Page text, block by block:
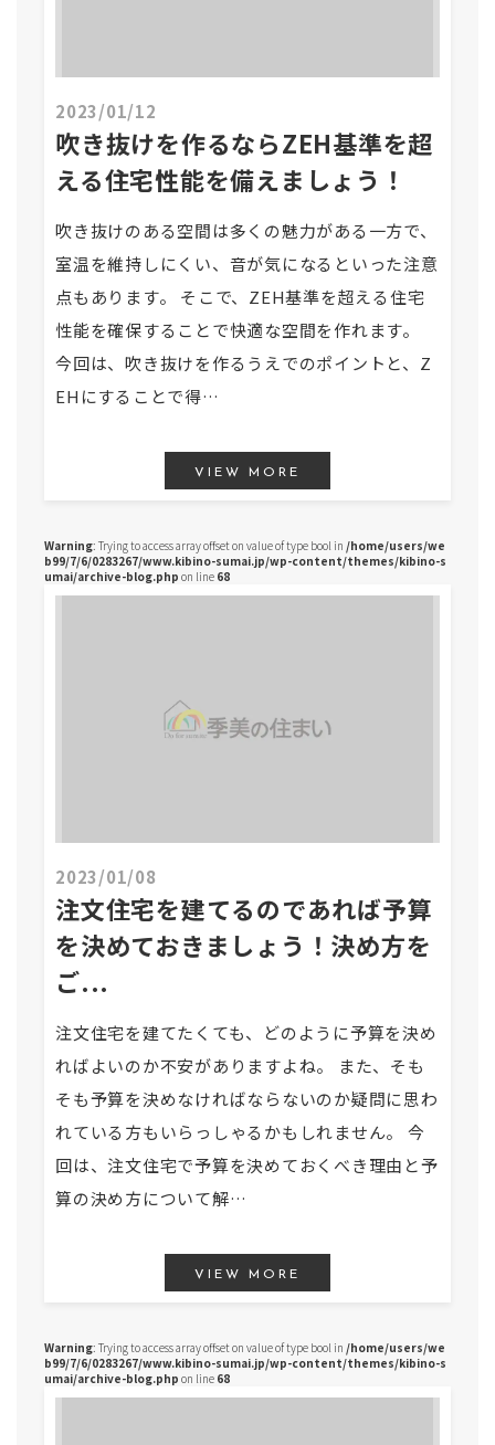
2023/01/12
吹き抜けを作るならZEH基準を超
える住宅性能を備えましょう！
吹き抜けのある空間は多くの魅力がある一方で、
室温を維持しにくい、音が気になるといった注意
点もあります。 そこで、ZEH基準を超える住宅
性能を確保することで快適な空間を作れます。
今回は、吹き抜けを作るうえでのポイントと、Z
EHにすることで得…
VIEW MORE
Warning: Trying to access array offset on value of type bool in /home/users/we
b99/7/6/0283267/www.kibino-sumai.jp/wp-content/themes/kibino-s
umai/archive-blog.php on line 68
2023/01/08
注文住宅を建てるのであれば予算
を決めておきましょう！決め方を
ご...
注文住宅を建てたくても、どのように予算を決め
ればよいのか不安がありますよね。 また、そも
そも予算を決めなければならないのか疑問に思わ
れている方もいらっしゃるかもしれません。 今
回は、注文住宅で予算を決めておくべき理由と予
算の決め方について解…
VIEW MORE
Warning: Trying to access array offset on value of type bool in /home/users/we
b99/7/6/0283267/www.kibino-sumai.jp/wp-content/themes/kibino-s
umai/archive-blog.php on line 68